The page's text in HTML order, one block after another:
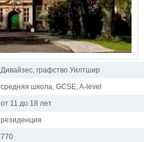
Дивайзес, графство Уилтшир
средняя школа, GCSE, A-level
от 11 до 18 лет
резиденция
770